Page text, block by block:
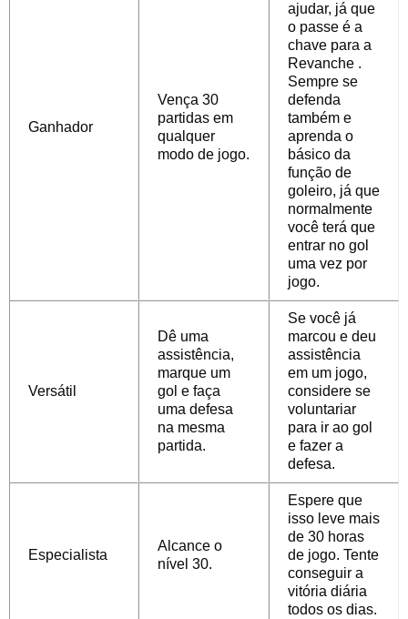
Ganhador
Vença 30
partidas em
qualquer
modo de jogo.
ajudar, já que
o passe é a
chave para a
Revanche .
Sempre se
defenda
também e
aprenda o
básico da
função de
goleiro, já que
normalmente
você terá que
entrar no gol
uma vez por
jogo.
Versátil
Dê uma
assistência,
marque um
gol e faça
uma defesa
na mesma
partida.
Se você já
marcou e deu
assistência
em um jogo,
considere se
voluntariar
para ir ao gol
e fazer a
defesa.
Especialista
Alcance o
nível 30.
Espere que
isso leve mais
de 30 horas
de jogo. Tente
conseguir a
vitória diária
todos os dias.